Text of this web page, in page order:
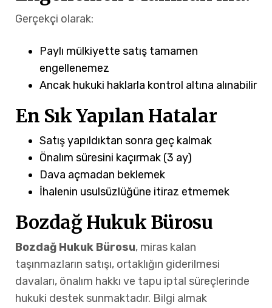
Gerçekçi olarak:
Paylı mülkiyette satış tamamen
engellenemez
Ancak hukuki haklarla kontrol altına alınabilir
En Sık Yapılan Hatalar
Satış yapıldıktan sonra geç kalmak
Önalım süresini kaçırmak (3 ay)
Dava açmadan beklemek
İhalenin usulsüzlüğüne itiraz etmemek
Bozdağ Hukuk Bürosu
Bozdağ Hukuk Bürosu, miras kalan
taşınmazların satışı, ortaklığın giderilmesi
davaları, önalım hakkı ve tapu iptal süreçlerinde
hukuki destek sunmaktadır. Bilgi almak